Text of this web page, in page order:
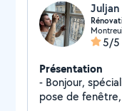
Juljan
5/5
Présentation
- Bonjour,
pose de